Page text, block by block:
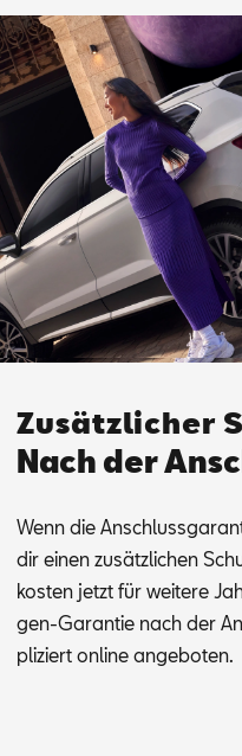
Zusätzlicher
Nach der
Wenn die
dir ei­nen zu­sätz­li­chen
kos­ten jetzt für wei­te­re
gen-Ga­ran­tie nach der
pli­ziert on­line an­ge­bo­ten.